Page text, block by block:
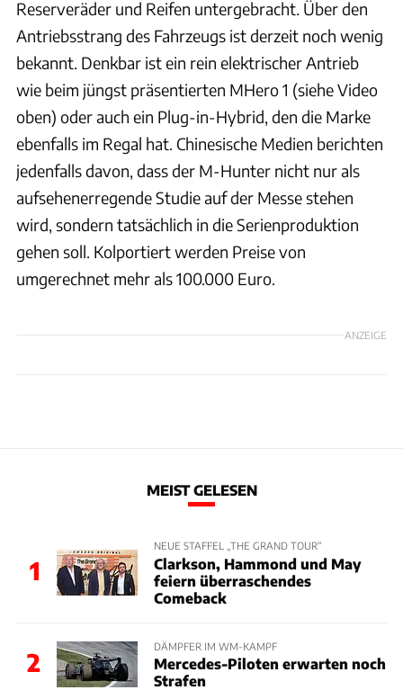
Reserveräder und Reifen untergebracht. Über den
Antriebsstrang des Fahrzeugs ist derzeit noch wenig
bekannt. Denkbar ist ein rein elektrischer Antrieb
wie beim jüngst präsentierten MHero 1 (siehe Video
oben) oder auch ein Plug-in-Hybrid, den die Marke
ebenfalls im Regal hat. Chinesische Medien berichten
jedenfalls davon, dass der M-Hunter nicht nur als
aufsehenerregende Studie auf der Messe stehen
wird, sondern tatsächlich in die Serienproduktion
gehen soll. Kolportiert werden Preise von
umgerechnet mehr als 100.000 Euro.
ANZEIGE
MEIST GELESEN
1
NEUE STAFFEL „THE GRAND TOUR“
Clarkson, Hammond und May
feiern überraschendes
Comeback
2
DÄMPFER IM WM-KAMPF
Mercedes-Piloten erwarten noch
Strafen